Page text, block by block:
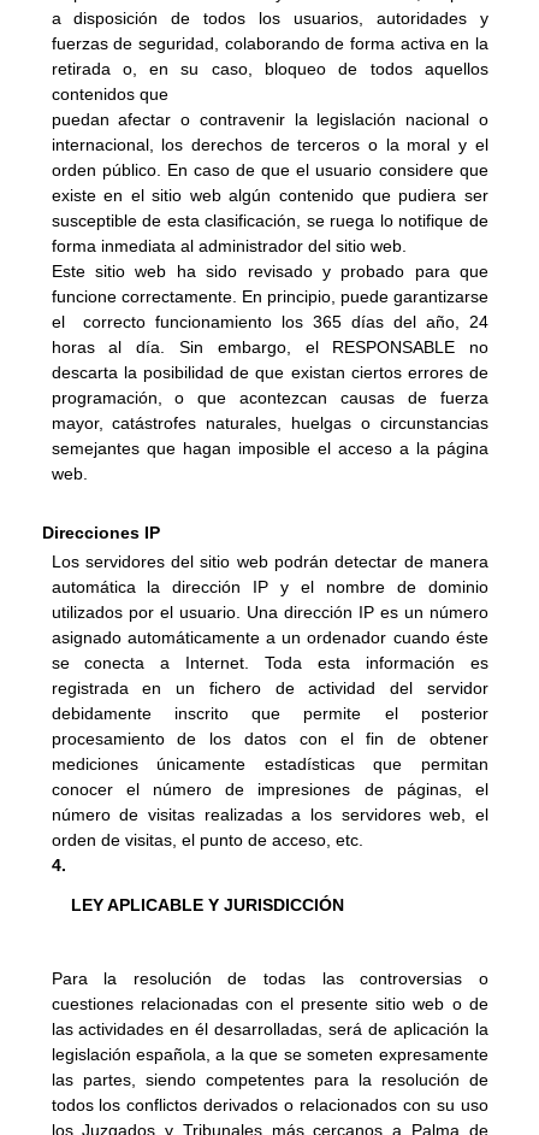
a disposición de todos los usuarios, autoridades y
fuerzas de seguridad, colaborando de forma activa en la
retirada o, en su caso, bloqueo de todos aquellos
contenidos que
puedan afectar o contravenir la legislación nacional o
internacional, los derechos de terceros o la moral y el
orden público. En caso de que el usuario considere que
existe en el sitio web algún contenido que pudiera ser
susceptible de esta clasificación, se ruega lo notifique de
forma inmediata al administrador del sitio web.
Este sitio web ha sido revisado y probado para que
funcione correctamente. En principio, puede garantizarse
el  correcto funcionamiento los 365 días del año, 24
horas al día. Sin embargo, el RESPONSABLE no
descarta la posibilidad de que existan ciertos errores de
programación, o que acontezcan causas de fuerza
mayor, catástrofes naturales, huelgas o circunstancias
semejantes que hagan imposible el acceso a la página
web.
Direcciones IP
Los servidores del sitio web podrán detectar de manera
automática la dirección IP y el nombre de dominio
utilizados por el usuario. Una dirección IP es un número
asignado automáticamente a un ordenador cuando éste
se conecta a Internet. Toda esta información es
registrada en un fichero de actividad del servidor
debidamente inscrito que permite el posterior
procesamiento de los datos con el fin de obtener
mediciones únicamente estadísticas que permitan
conocer el número de impresiones de páginas, el
número de visitas realizadas a los servidores web, el
orden de visitas, el punto de acceso, etc.
LEY APLICABLE Y JURISDICCIÓN
Para la resolución de todas las controversias o
cuestiones relacionadas con el presente sitio web o de
las actividades en él desarrolladas, será de aplicación la
legislación española, a la que se someten expresamente
las partes, siendo competentes para la resolución de
todos los conflictos derivados o relacionados con su uso
los Juzgados y Tribunales más cercanos a Palma de